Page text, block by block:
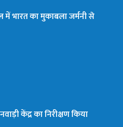
भारत का मुकाबला जर्मनी से
केंद्र का निरीक्षण किया